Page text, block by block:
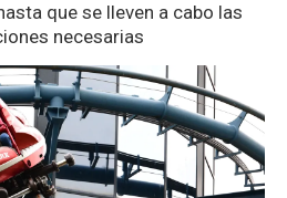
que se lleven a cabo las
necesarias